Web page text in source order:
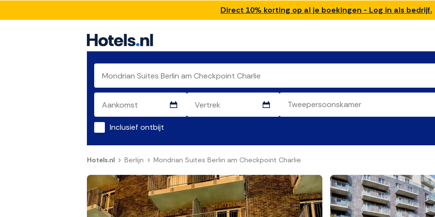
Direct 10% korting op al je boekingen - Log in als bedrijf.
Inclusief ontbijt
Hotels.nl Berlijn Mondrian Suites Berlin am Checkpoint Charlie